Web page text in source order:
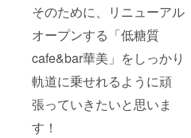
そのために、リニューアル
オープンする「低糖質
cafe&bar華美」をしっかり
軌道に乗せれるように頑
張っていきたいと思いま
す！